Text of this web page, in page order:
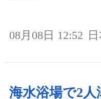
08月08日 12:52
海水浴場で2